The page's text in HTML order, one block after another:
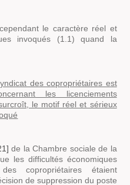
le caractère réel et
invoqués (1.1) quand la
des copropriétaires est
les licenciements
le motif réel et sérieux
de la Chambre sociale de la
les difficultés économiques
copropriétaires étaient
de suppression du poste